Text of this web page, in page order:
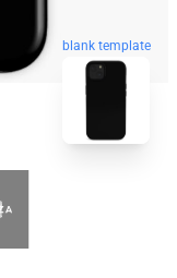
blank template